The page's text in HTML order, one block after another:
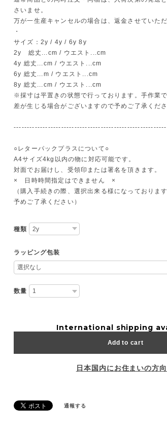
さいませ。
万が一生産キャンセルの場合は、返金させていただ
・
サイズ：2y / 4y / 6y 8y
2y 総丈...cm / ウエスト...cm
4y 総丈...cm / ウエスト...cm
6y 総丈...m / ウエスト...cm
8y 総丈...cm / ウエスト...cm
※採寸は平置きの状態で行っております。手作業
差が生じる場合がございますので予めご了承くだ
○レターパックプラスについて○
A4サイズ4kg以内の物に対応可能です。
対面でお届けし、受領印または署名を頂きます。
× 日時時間指定はできません ×
（購入手続きの際、選択出来る様になっておりま
予めご了承ください）
種類
ラッピング包装
数量
International shipping
Add to cart
日本国内にお住まいの方
通報する